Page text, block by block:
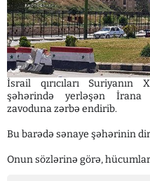
İsrail qırıcıları Suriyanın
şəhərində yerləşən İrana
zavoduna zərbə endirib.
Bu barədə sənaye şəhərinin
Onun sözlərinə görə,